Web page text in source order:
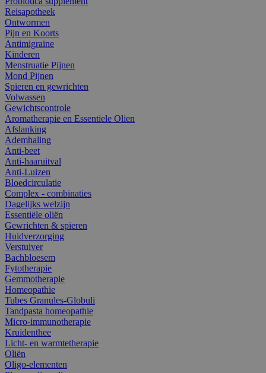
Reisapotheek
Ontwormen
Pijn en Koorts
Antimigraine
Kinderen
Menstruatie Pijnen
Mond Pijnen
Spieren en gewrichten
Volwassen
Gewichtscontrole
Aromatherapie en Essentiele Olien
Afslanking
Ademhaling
Anti-beet
Anti-haaruitval
Anti-Luizen
Bloedcirculatie
Complex - combinaties
Dagelijks welzijn
Essentiële oliën
Gewrichten & spieren
Huidverzorging
Verstuiver
Bachbloesem
Fytotherapie
Gemmotherapie
Homeopathie
Tubes Granules-Globuli
Tandpasta homeopathie
Micro-immunotherapie
Kruidenthee
Licht- en warmtetherapie
Oliën
Oligo-elementen